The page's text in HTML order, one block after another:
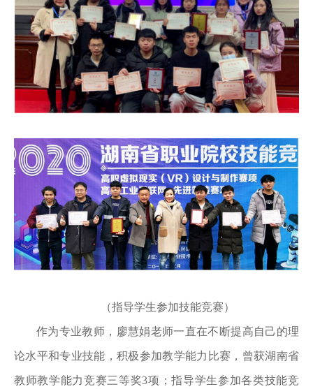
（指导学生参加技能竞赛）
作为专业教师，廖慧娟老师一直在不断提高自己的理
论水平和专业技能，积极参加教学能力比赛，曾获湖南省
教师教学能力竞赛三等奖3项；指导学生参加各类技能竞